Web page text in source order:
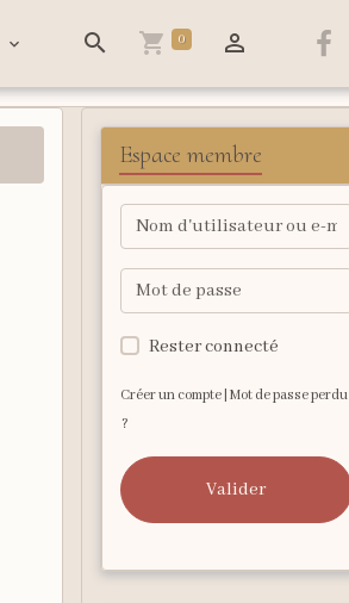
0
Espace membre
Rester connecté
Créer un compte| Mot de passe perdu
?
Valider